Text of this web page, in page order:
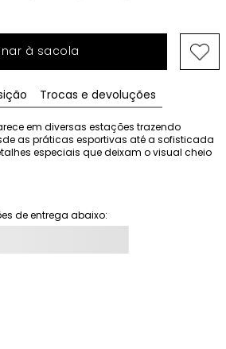
à sacola
Trocas e devoluções
em diversas estações trazendo
as práticas esportivas até a sofisticada
especiais que deixam o visual cheio
de entrega abaixo: